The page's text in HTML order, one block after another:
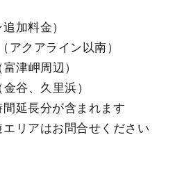
加料金）
アクアライン以南）
津岬周辺）
谷、久里浜）
延長分が含まれます
リアはお問合せください